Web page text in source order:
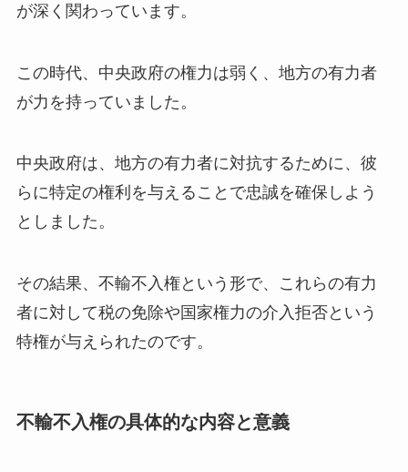
が深く関わっています。
この時代、中央政府の権力は弱く、地方の有力者
が力を持っていました。
中央政府は、地方の有力者に対抗するために、彼
らに特定の権利を与えることで忠誠を確保しよう
としました。
その結果、不輸不入権という形で、これらの有力
者に対して税の免除や国家権力の介入拒否という
特権が与えられたのです。
不輸不入権の具体的な内容と意義